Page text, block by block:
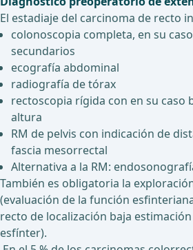
El estadiaje del carcinoma de recto
colonoscopia completa, en su
secundarios
ecografía abdominal
radiografía de tórax
rectoscopia rígida con en su caso
altura
RM de pelvis con indicación de
fascia mesorrectal
Alternativa a la RM:
También es obligatoria la
(evaluación de la función
recto de localización baja
esfínter).